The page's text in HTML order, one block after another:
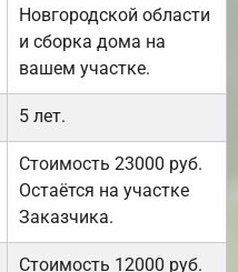
Новгородской области
и сборка дома на
вашем участке.
5 лет.
Стоимость 23000 руб.
Остаётся на участке
Заказчика.
Стоимость 12000 руб.